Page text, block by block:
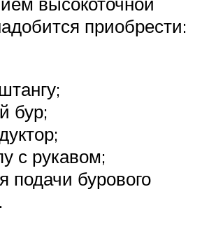
приобрести:
бур;
с рукавом;
подачи бурового